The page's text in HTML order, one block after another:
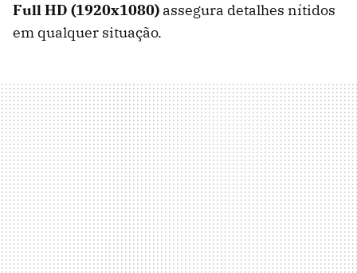
Full HD (1920x1080) assegura detalhes nítidos
em qualquer situação.